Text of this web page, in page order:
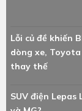
Lỗi củ đề khiến
dòng xe,
thay thế
SUV điện Lepas